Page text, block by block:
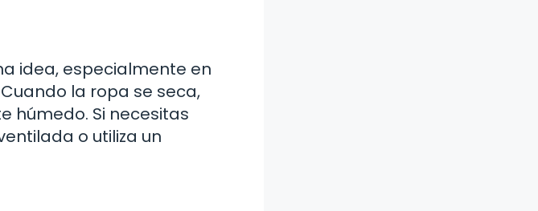
idea, especialmente en
la ropa se seca,
húmedo. Si necesitas
o utiliza un